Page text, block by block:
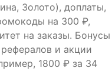
Золото), доплаты,
на 300 ₽,
на заказы. Бонусы
рефералов и акции
1800 ₽ за 34